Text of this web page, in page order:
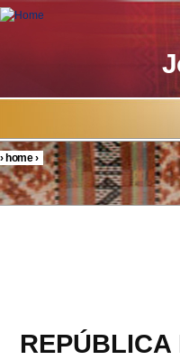
Skip to main content
You are here
›home›
REPÚBLICA